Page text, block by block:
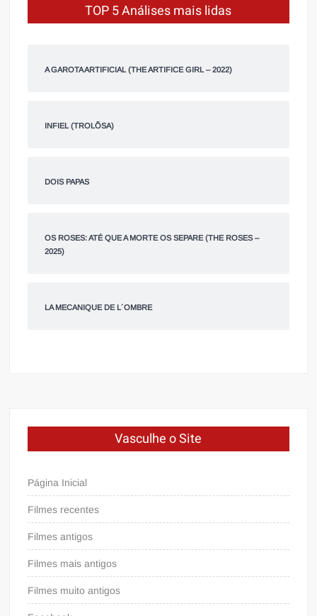
TOP 5 Análises mais lidas
A GAROTA ARTIFICIAL (THE ARTIFICE GIRL – 2022)
INFIEL (TROLÕSA)
DOIS PAPAS
OS ROSES: ATÉ QUE A MORTE OS SEPARE (THE ROSES –
2025)
LA MECANIQUE DE L´OMBRE
Vasculhe o Site
Página Inicial
Filmes recentes
Filmes antigos
Filmes mais antigos
Filmes muito antigos